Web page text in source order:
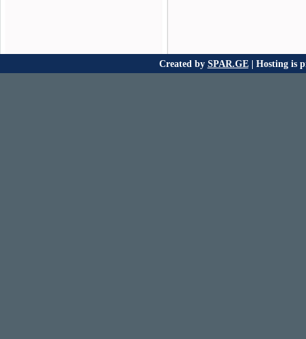
Created by SPAR.GE| Hosting is